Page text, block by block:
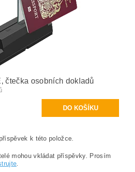
čtečka osobních dokladů
k této položce.
mohou vkládat příspěvky. Prosím
.